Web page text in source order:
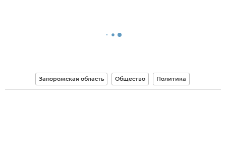
Запорожская область Общество Политика